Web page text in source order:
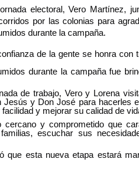
electoral, Vero Martínez,
por las colonias para
durante la campaña.
de la gente se honra
durante la campaña fue
de trabajo, Vero y Lorena
y Don José para hacerles
y mejorar su calidad de
cercano y comprometido que
escuchar sus
que esta nueva etapa estará